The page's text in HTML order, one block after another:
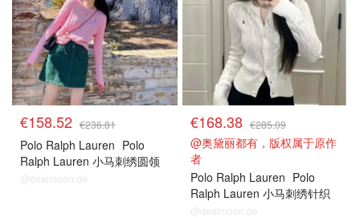
€158.52 €236.81
Polo Ralph Lauren Polo
Ralph Lauren 小马刺绣圆领
毛衣
@dealmoon.de
€168.38 €285.09
@奥黛丽都有，版权属于原作
者
Polo Ralph Lauren Polo
Ralph Lauren 小马刺绣针织
开衫
@dealmoon.de